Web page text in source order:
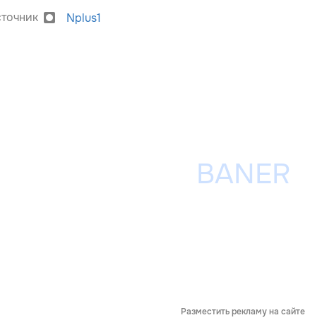
Nplus1
Разместить рекламу на сайте